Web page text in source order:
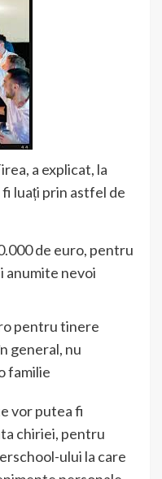
a explicat, la
luați prin astfel de
de euro, pentru
anumite nevoi
pentru tinere
general, nu
familie
vor putea fi
chiriei, pentru
ului la care